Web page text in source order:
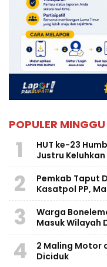
POPULER
1
HUT ke-23
Justru
2
Pemkab Taput
Kasatpol PP,
3
Warga
Masuk Wilayah
4
2 Maling Motor
Diciduk